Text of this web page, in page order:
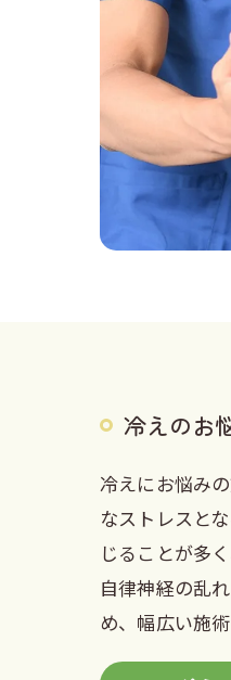
冷えのお
冷えにお悩み
なストレスと
じることが多
自律神経の乱
め、幅広い施